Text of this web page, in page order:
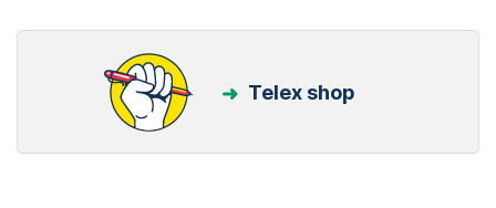
Telex shop